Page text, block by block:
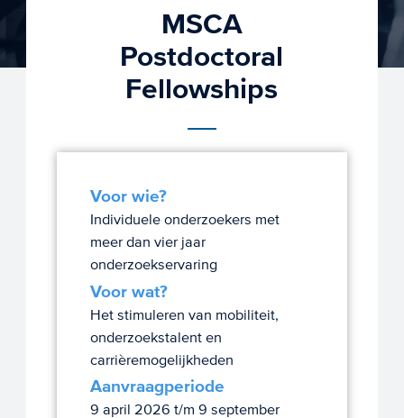
MSCA
Postdoctoral
Fellowships
Voor wie?
Individuele onderzoekers met
meer dan vier jaar
onderzoekservaring
Voor wat?
Het stimuleren van mobiliteit,
onderzoekstalent en
carrièremogelijkheden
Aanvraagperiode
9 april 2026 t/m 9 september